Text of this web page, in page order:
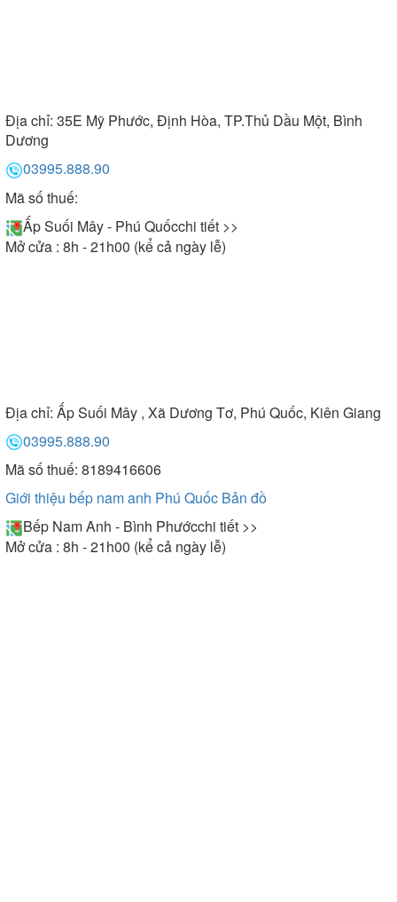
Địa chỉ: 35E Mỹ Phước, Định Hòa, TP.Thủ Dầu Một, Bình
Dương
03995.888.90
Mã số thuế:
Ấp Suối Mây - Phú Quốcchi tiết >>
Mở cửa : 8h - 21h00 (kể cả ngày lễ)
Địa chỉ: Ấp Suối Mây , Xã Dương Tơ, Phú Quốc, Kiên Giang
03995.888.90
Mã số thuế: 8189416606
Giới thiệu bếp nam anh Phú Quốc Bản đồ
Bếp Nam Anh - Bình Phướcchi tiết >>
Mở cửa : 8h - 21h00 (kể cả ngày lễ)